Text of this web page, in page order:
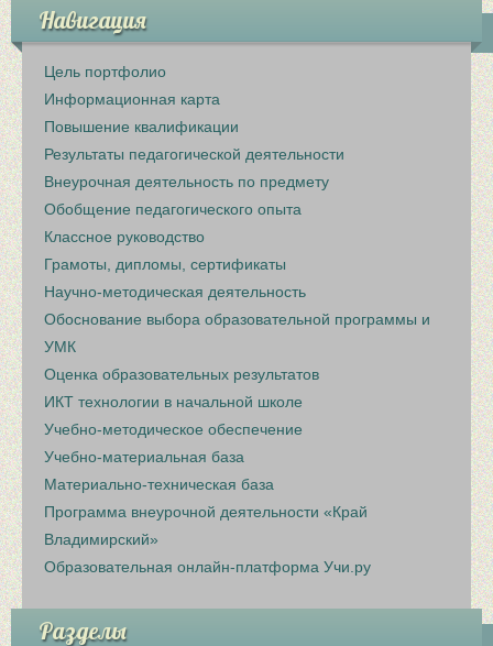
Навигация
Цель портфолио
Информационная карта
Повышение квалификации
Результаты педагогической деятельности
Внеурочная деятельность по предмету
Обобщение педагогического опыта
Классное руководство
Грамоты, дипломы, сертификаты
Научно-методическая деятельность
Обоснование выбора образовательной программы и
УМК
Оценка образовательных результатов
ИКТ технологии в начальной школе
Учебно-методическое обеспечение
Учебно-материальная база
Материально-техническая база
Программа внеурочной деятельности «Край
Владимирский»
Образовательная онлайн-платформа Учи.ру
Разделы